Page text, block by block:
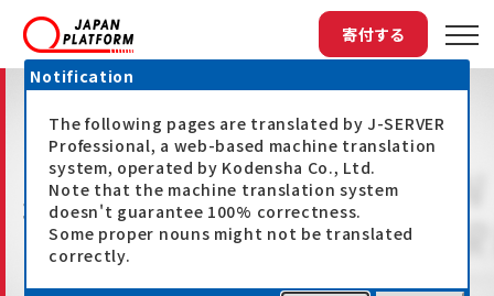
寄付する
最新情報
Notification
The following pages are translated by J-SERVER
Professional, a web-based machine translation
system, operated by Kodensha Co., Ltd.
Note that the machine translation system
doesn't guarantee 100% correctness.
Some proper nouns might not be translated
correctly.